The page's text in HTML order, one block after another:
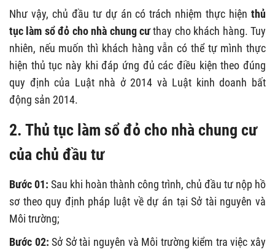
Như vậy, chủ đầu tư dự án có trách nhiệm thực hiện thủ
tục làm sổ đỏ cho nhà chung cưthay cho khách hàng. Tuy
nhiên, nếu muốn thì khách hàng vẫn có thể tự mình thực
hiện thủ tục này khi đáp ứng đủ các điều kiện theo đúng
quy định của Luật nhà ở 2014 và Luật kinh doanh bất
động sản 2014.
2. Thủ tục làm sổ đỏ cho nhà chung cư
của chủ đầu tư
Bước 01: Sau khi hoàn thành công trình, chủ đầu tư nộp hồ
sơ theo quy định pháp luật về dự án tại Sở tài nguyên và
Môi trường;
Bước 02: Sở Sở tài nguyên và Môi trường kiểm tra việc xây